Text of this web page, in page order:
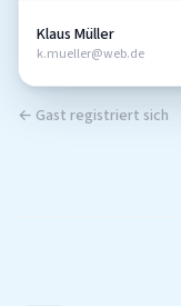
Klaus Müller
k.mueller@web.de
← Gast registriert sich